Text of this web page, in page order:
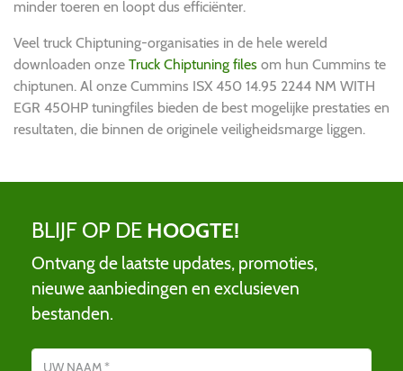
minder toeren en loopt dus efficiënter.
Veel truck Chiptuning-organisaties in de hele wereld
downloaden onze Truck Chiptuning files om hun Cummins te
chiptunen. Al onze Cummins ISX 450 14.95 2244 NM WITH
EGR 450HP tuningfiles bieden de best mogelijke prestaties en
resultaten, die binnen de originele veiligheidsmarge liggen.
BLIJF OP DE HOOGTE!
Ontvang de laatste updates, promoties,
nieuwe aanbiedingen en exclusieven
bestanden.
Name